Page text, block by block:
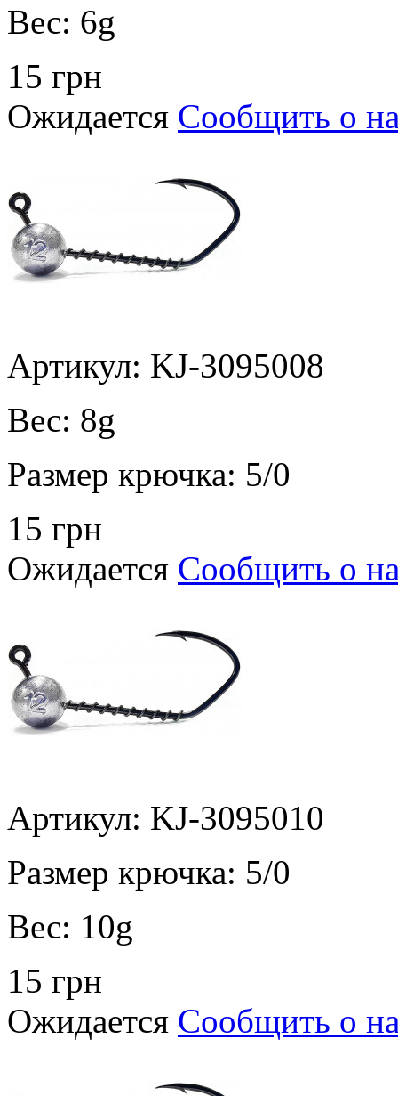
Вес: 6g
15 грн
Ожидается Сообщить о
Артикул: KJ-3095008
Вес: 8g
Размер крючка: 5/0
15 грн
Ожидается Сообщить о
Артикул: KJ-3095010
Размер крючка: 5/0
Вес: 10g
15 грн
Ожидается Сообщить о